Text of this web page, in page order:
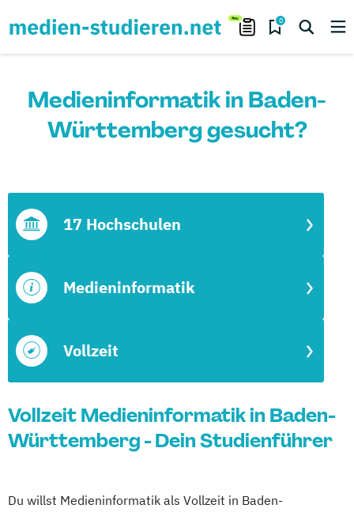
0
Medieninformatik in Baden-
Württemberg gesucht?
Vollzeit
Medieninformatik
17 Hochschulen
Vollzeit Medieninformatik in Baden-
Württemberg - Dein Studienführer
Du willst Medieninformatik als Vollzeit in Baden-